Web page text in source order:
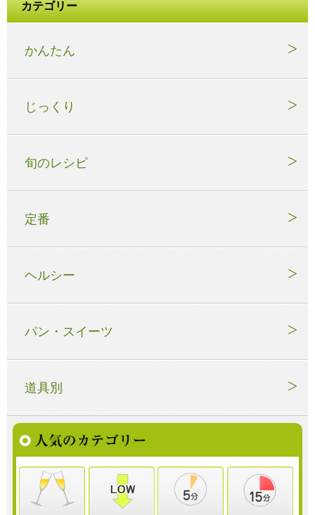
カテゴリー
かんたん
じっくり
旬のレシピ
定番
ヘルシー
パン・スイーツ
道具別